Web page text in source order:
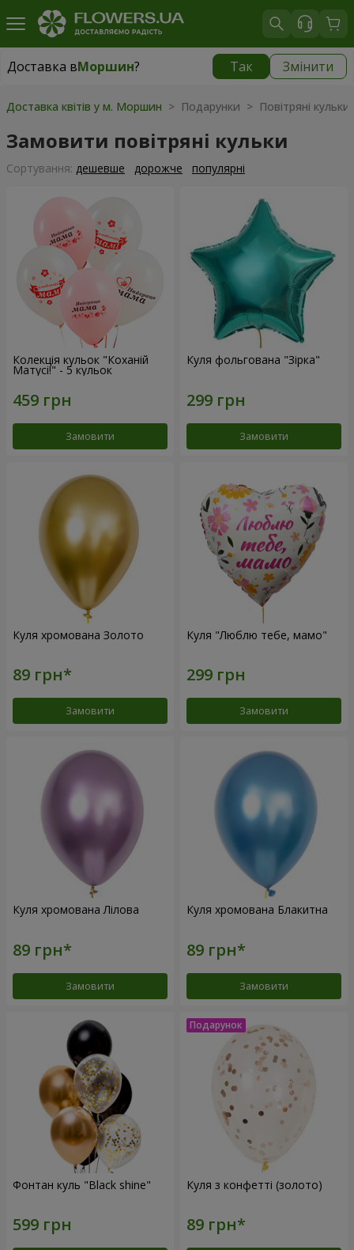
Доставка вМоршин? Так Змінити
Доставка вМоршин|
Доставка квітів у м. Моршин > Подарунки > Повітряні кульки
Замовити повітряні кульки
Сортування: дешевше дорожче популярні
Колекція кульок "Коханій
Матусі!" - 5 кульок
Замовити
Куля фольгована "Зірка"
Замовити
Куля хромована Золото
Замовити
Куля "Люблю тебе, мамо"
Замовити
Куля хромована Лілова
Замовити
Куля хромована Блакитна
Замовити
Фонтан куль "Black shine" Куля з конфетті (золото)